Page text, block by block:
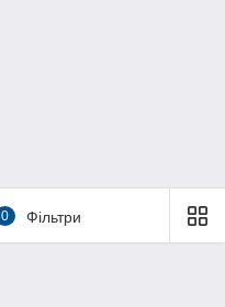
0 Фільтри